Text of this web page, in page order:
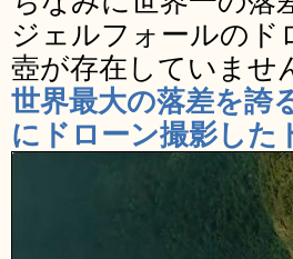
ジェルフォールのド
壺が存在していま
世界最大の落差を誇
にドローン撮影した